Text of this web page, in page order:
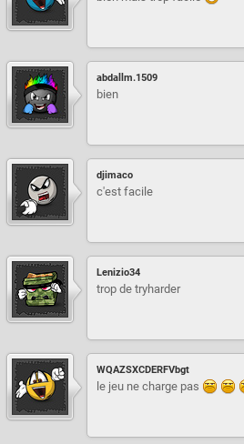
abdallm.1509
bien
djimaco
c'est facile
Lenizio34
trop de tryharder
WQAZSXCDERFVbgt
le jeu ne charge pas